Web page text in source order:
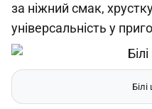
за ніжний смак,
універсальність у